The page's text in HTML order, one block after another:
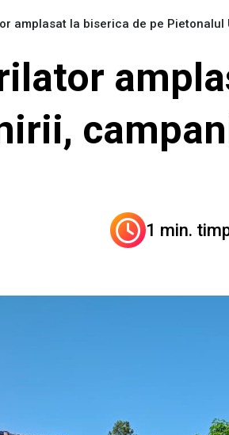
amplasat la biserica de pe
1 min.